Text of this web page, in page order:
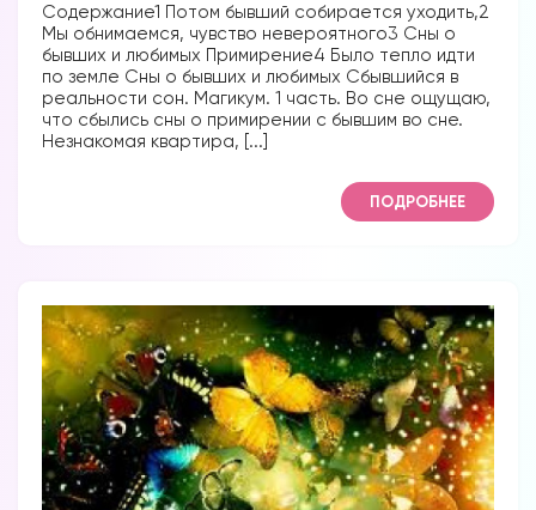
Содержание1 Потом бывший собирается уходить,2
Мы обнимаемся, чувство невероятного3 Сны о
бывших и любимых Примирение4 Было тепло идти
по земле Сны о бывших и любимых Сбывшийся в
реальности сон. Магикум. 1 часть. Во сне ощущаю,
что сбылись сны о примирении с бывшим во сне.
Незнакомая квартира, [...]
ПОДРОБНЕЕ